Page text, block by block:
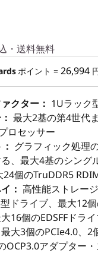
・送料無料
ポイント = 26,994
クター： 1Uラック
最大2基の第4世代
ロセッサー
グラフィック処理
、最大4基のシング
24個のTruDDR5
： 高性能ストレー
ドライブ、最大12
16個のEDSFFドラ
最大3個のPCIe4.0、2
OCP3.0アダプター・